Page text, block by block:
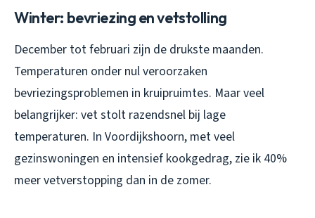
Winter: bevriezing en vetstolling
December tot februari zijn de drukste maanden.
Temperaturen onder nul veroorzaken
bevriezingsproblemen in kruipruimtes. Maar veel
belangrijker: vet stolt razendsnel bij lage
temperaturen. In Voordijkshoorn, met veel
gezinswoningen en intensief kookgedrag, zie ik 40%
meer vetverstopping dan in de zomer.